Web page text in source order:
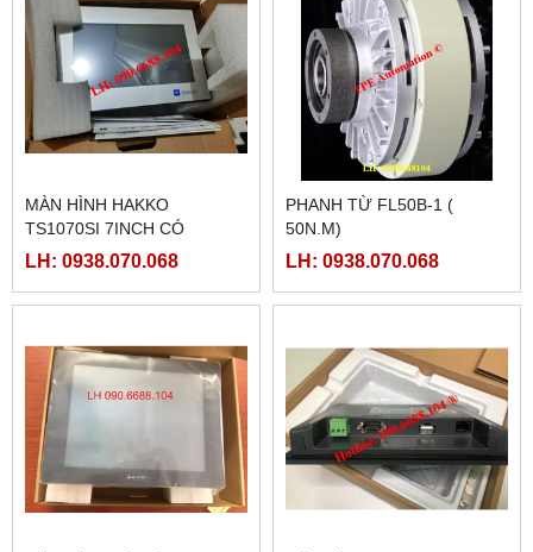
MÀN HÌNH HAKKO
TS1070SI 7INCH CÓ
ETHERNET
LH: 0938.070.068
PHANH TỪ FL50B-1 (
50N.M)
LH: 0938.070.068